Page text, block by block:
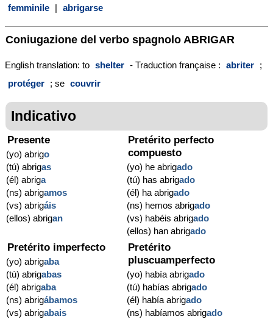
femminile | abrigarse
Coniugazione del verbo spagnolo ABRIGAR
English translation: to shelter - Traduction française : abriter ;
protéger ; se couvrir
Indicativo
Presente
(yo) abrigo
(tú) abrigas
(él) abriga
(ns) abrigamos
(vs) abrigáis
(ellos) abrigan
Pretérito perfecto
compuesto
(yo) he abrigado
(tú) has abrigado
(él) ha abrigado
(ns) hemos abrigado
(vs) habéis abrigado
(ellos) han abrigado
Pretérito imperfecto
(yo) abrigaba
(tú) abrigabas
(él) abrigaba
(ns) abrigábamos
(vs) abrigabais
Pretérito
pluscuamperfecto
(yo) había abrigado
(tú) habías abrigado
(él) había abrigado
(ns) habíamos abrigado